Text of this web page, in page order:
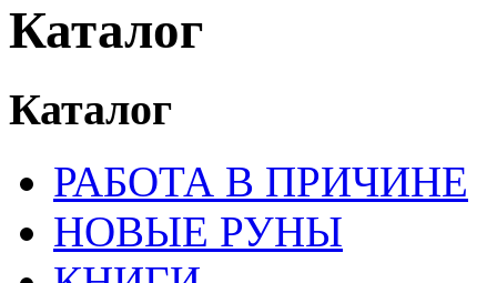
Каталог
Каталог
РАБОТА В ПРИЧИНЕ
НОВЫЕ РУНЫ